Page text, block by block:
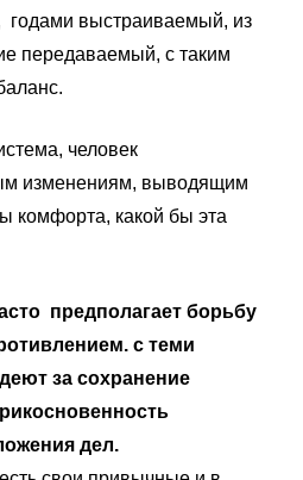
годами выстраиваемый, из
передаваемый, с таким
человек
изменениям, выводящим
комфорта, какой бы эта
предполагает борьбу
с теми
за сохранение
дел.